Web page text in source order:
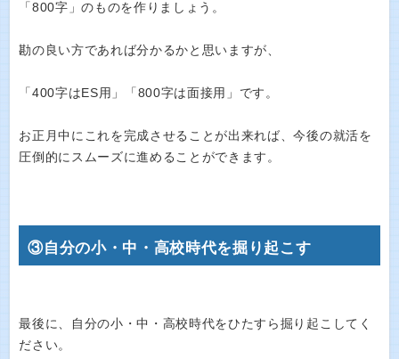
「800字」のものを作りましょう。
勘の良い方であれば分かるかと思いますが、
「400字はES用」「800字は面接用」です。
お正月中にこれを完成させることが出来れば、今後の就活を
圧倒的にスムーズに進めることができます。
③自分の小・中・高校時代を掘り起こす
最後に、自分の小・中・高校時代をひたすら掘り起こしてく
ださい。